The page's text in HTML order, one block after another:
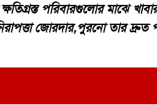
পরিবারগুলোর মাঝে
জোরদার,পুরনো তার দ্রুত